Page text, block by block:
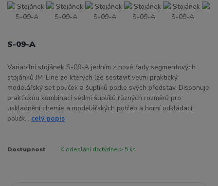
S-09-A
Variabilní stojánek S-09-A jedním z nové řady segmentových
stojánků JM-Line ze kterých lze sestavit velmi praktický
modelářský set poliček a šuplíků podle svých představ. Disponuje
praktickou kombinací sedmi šuplíků různých rozměrů pro
uskladnění chemie a modelářských potřeb a horní odkládací
poličk... celý popis
Dostupnost K odeslání do týdne > 5 ks